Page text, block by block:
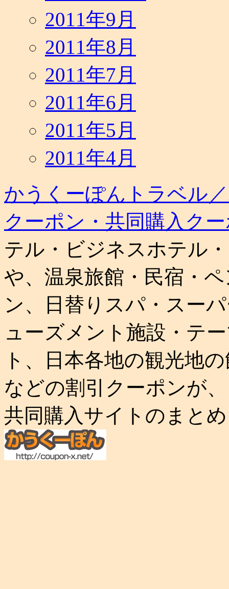
2011年9月
2011年8月
2011年7月
2011年6月
2011年5月
2011年4月
かうくーぽんトラベル
クーポン・共同購入ク
テル・ビジネスホテル
や、温泉旅館・民宿・
ン、日替りスパ・スー
ューズメント施設・テ
ト、日本各地の観光地
などの割引クーポンが
共同購入サイトのまと